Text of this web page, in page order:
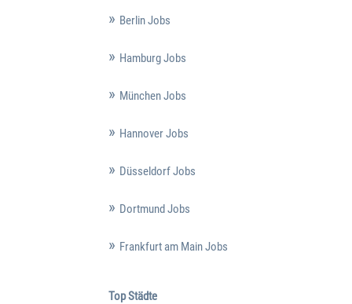
Berlin Jobs
Hamburg Jobs
München Jobs
Hannover Jobs
Düsseldorf Jobs
Dortmund Jobs
Frankfurt am Main Jobs
Top Städte